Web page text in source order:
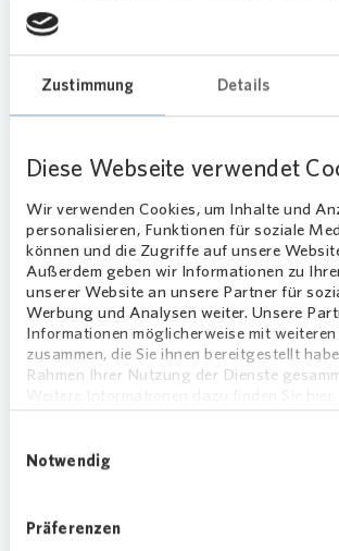
Zustimmung Details
Diese Webseite verwendet
Wir verwenden Cookies, um Inhalte und
personalisieren, Funktionen für soziale
können und die Zugriffe auf unsere
Außerdem geben wir Informationen zu
unserer Website an unsere Partner für
Werbung und Analysen weiter. Unsere
Informationen möglicherweise mit
zusammen, die Sie ihnen bereitgestellt
Rahmen Ihrer Nutzung der Dienste
Notwendig
Präferenzen
oder in der
rund 190 Laternen an der
Seit einigen Jahren hat auch
Im Zuge der offiziellen
Vonovia-Schild die Laterne auf
Laufstrecke.
„Die leuchtenden Wegbegleiter sind
Ergebnis des Duisburger
dem sich Unternehmen wie
den Erhalt der Laufstrecke
frühen Morgenstunden oder zum
eine besondere Sicherheit. Wir freuen
Verlängerung der Laternenpatenschaft